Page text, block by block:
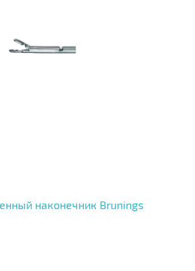
наконечник Brunings